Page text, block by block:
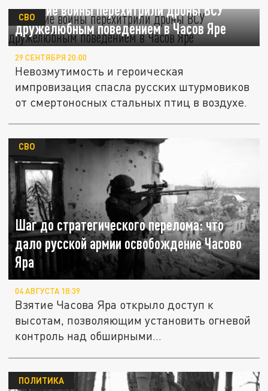
Русские воины перехитрили дроны ВСУ
дружелюбным поведением в Часов Яре
СВО
29 СЕНТЯБРЯ 20:00
Невозмутимость и героическая
импровизация спасла русских штурмовиков
от смертоносных стальных птиц в воздухе.
Шаг до стратегического перелома: что
дало русской армии освобождение Часово
Яра
СВО
04 АВГУСТА 18:39
Взятие Часова Яра открыло доступ к
высотам, позволяющим установить огневой
контроль над обширными...
ПОЛИТИКА